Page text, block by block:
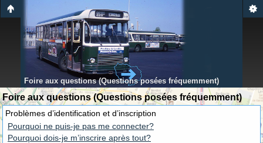
Foire aux questions (Questions posées fréquemment)
Foire aux questions (Questions posées fréquemment)
Problèmes d’identification et d’inscription
Pourquoi ne puis-je pas me connecter?
Pourquoi dois-je m’inscrire après tout?